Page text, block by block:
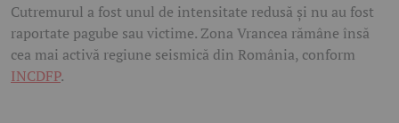
Cutremurul a fost unul de intensitate redusă și nu au fost
raportate pagube sau victime. Zona Vrancea rămâne însă
cea mai activă regiune seismică din România, conform
INCDFP.